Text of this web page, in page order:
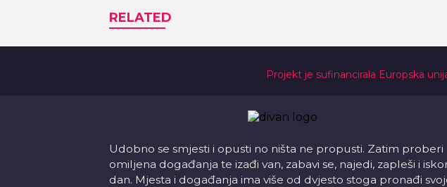
RELATED
Projekt je sufinancirala Europska
Udobno se smjesti i opusti no ništa ne propusti. Zatim proberi
omiljena događanja te izađi van, zabavi se, najedi, zapleši i
dan. Mjesta i događanja ima više od dvjesto stoga pronađi